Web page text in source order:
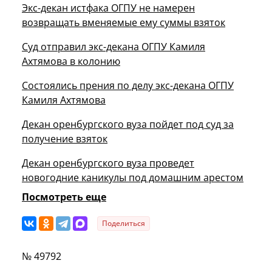
Экс-декан истфака ОГПУ не намерен
возвращать вменяемые ему суммы взяток
Суд отправил экс-декана ОГПУ Камиля
Ахтямова в колонию
Состоялись прения по делу экс-декана ОГПУ
Камиля Ахтямова
Декан оренбургского вуза пойдет под суд за
получение взяток
Декан оренбургского вуза проведет
новогодние каникулы под домашним арестом
Посмотреть еще
Поделиться
№ 49792